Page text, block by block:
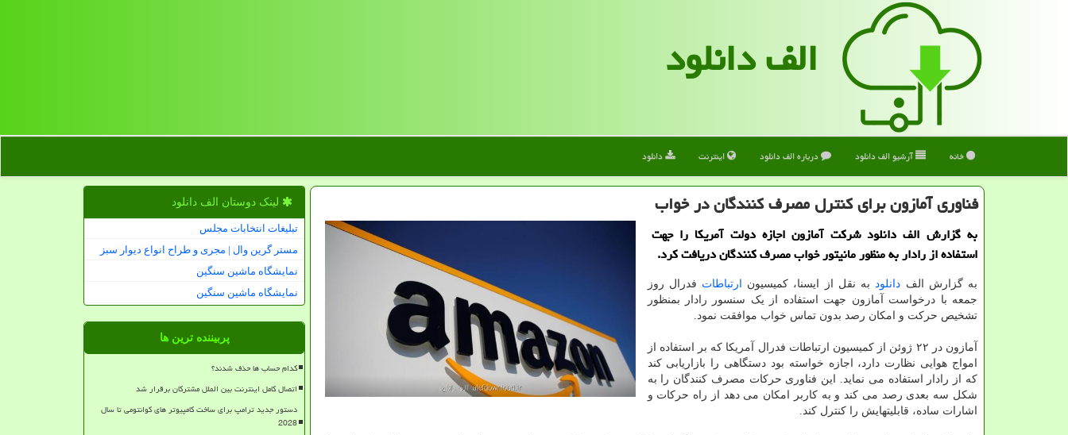
الف دانلود
خانه آرشیو الف دانلود درباره الف دانلود اینترنت دانلود
فناوری آمازون برای كنترل مصرف كنندگان در خواب
به گزارش الف دانلود شرکت آمازون اجازه دولت آمریکا را جهت
استفاده از رادار به منظور مانیتور خواب مصرف کنندگان دریافت کرد.
به گزارش الف دانلودبه نقل از ایسنا، کمیسیون ارتباطات فدرال روز
جمعه با درخواست آمازون جهت استفاده از یک سنسور رادار بمنظور
تشخیص حرکت و امکان رصد بدون تماس خواب موافقت نمود.
آمازون در ۲۲ ژوئن از کمیسیون ارتباطات فدرال آمریکا که بر استفاده از
امواج هوایی نظارت دارد، اجازه خواسته بود دستگاهی را بازاریابی کند
که از رادار استفاده می نماید. این فناوری حرکات مصرف کنندگان را به
شکل سه بعدی رصد می کند و به کاربر امکان می دهد از راه حرکات و
اشارات ساده، قابلیتهایش را کنترل کند.
لینک دوستان الف دانلود
تبلیغات انتخابات مجلس
مستر گرین وال | مجری و طراح انواع دیوار سبز
نمایشگاه ماشین سنگین
نمایشگاه ماشین سنگین
پربیننده ترین ها
کدام حساب ها حذف شدند؟
اتصال کامل اینترنت بین الملل مشترکان برقرار شد
دستور جدید ترامپ برای ساخت کامپیوتر های کوانتومی تا سال
2028